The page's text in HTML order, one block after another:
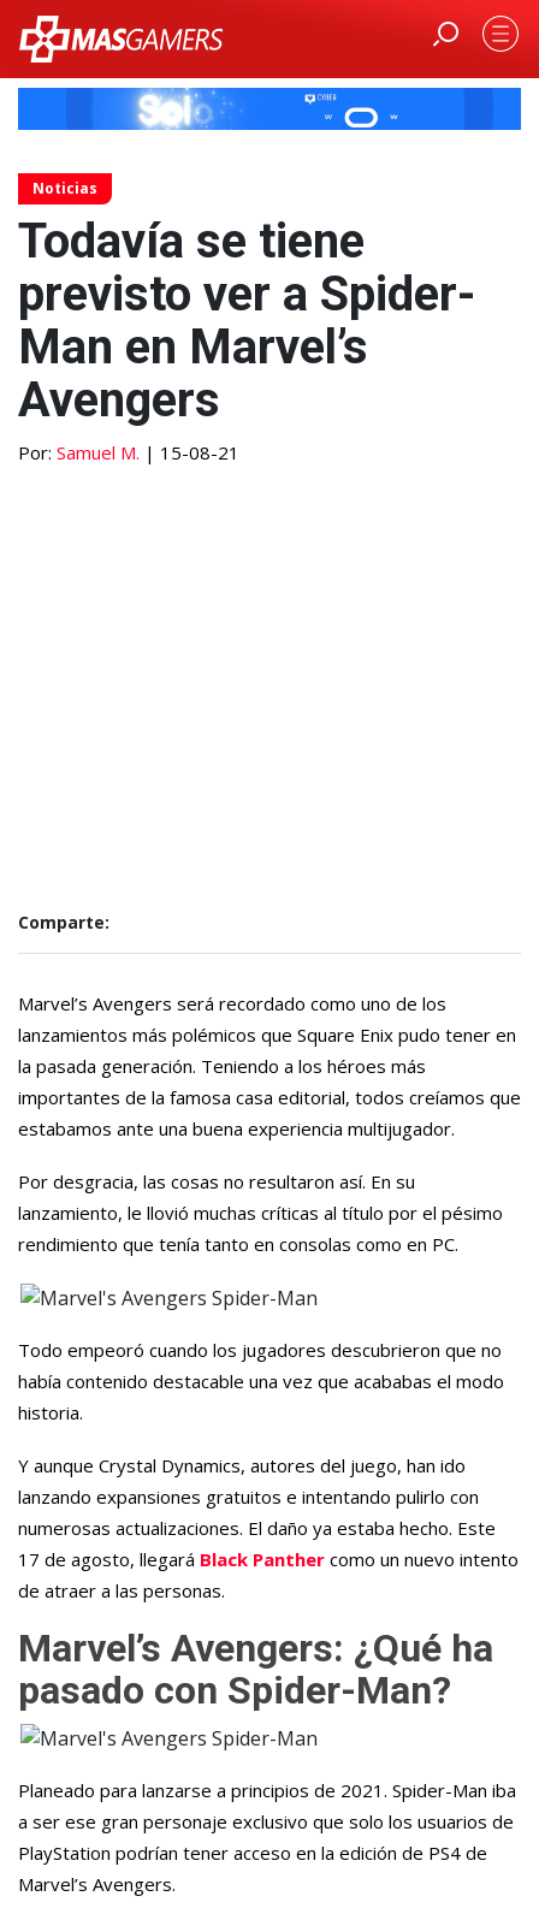
Noticias
Todavía se tiene
previsto ver a Spider-
Man en Marvel’s
Avengers
Por: Samuel M. | 15-08-21
Comparte:
Marvel’s Avengers será recordado como uno de los
lanzamientos más polémicos que Square Enix pudo tener en
la pasada generación. Teniendo a los héroes más
importantes de la famosa casa editorial, todos creíamos que
estabamos ante una buena experiencia multijugador.
Por desgracia, las cosas no resultaron así. En su
lanzamiento, le llovió muchas críticas al título por el pésimo
rendimiento que tenía tanto en consolas como en PC.
Todo empeoró cuando los jugadores descubrieron que no
había contenido destacable una vez que acababas el modo
historia.
Y aunque Crystal Dynamics, autores del juego, han ido
lanzando expansiones gratuitos e intentando pulirlo con
numerosas actualizaciones. El daño ya estaba hecho. Este
17 de agosto, llegará Black Panther como un nuevo intento
de atraer a las personas.
Marvel’s Avengers: ¿Qué ha
pasado con Spider-Man?
Planeado para lanzarse a principios de 2021. Spider-Man iba
a ser ese gran personaje exclusivo que solo los usuarios de
PlayStation podrían tener acceso en la edición de PS4 de
Marvel’s Avengers.